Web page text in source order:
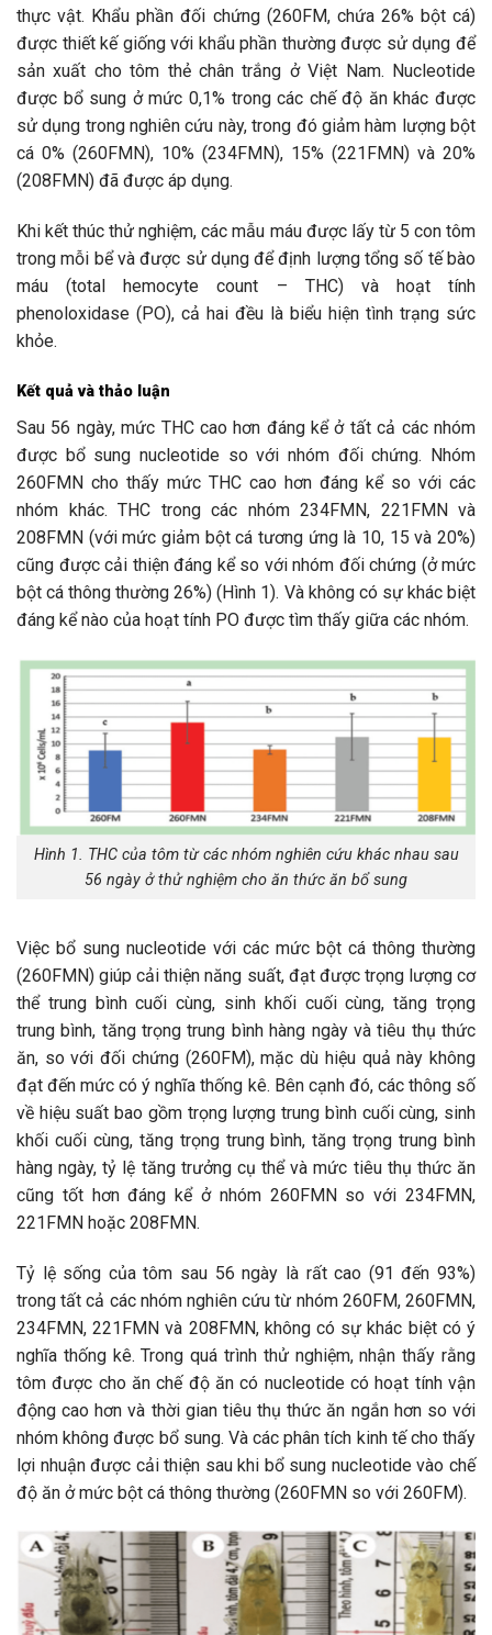
thực vật. Khẩu phần đối chứng (260FM, chứa 26% bột cá)
được thiết kế giống với khẩu phần thường được sử dụng để
sản xuất cho tôm thẻ chân trắng ở Việt Nam. Nucleotide
được bổ sung ở mức 0,1% trong các chế độ ăn khác được
sử dụng trong nghiên cứu này, trong đó giảm hàm lượng bột
cá 0% (260FMN), 10% (234FMN), 15% (221FMN) và 20%
(208FMN) đã được áp dụng.
Khi kết thúc thử nghiệm, các mẫu máu được lấy từ 5 con tôm
trong mỗi bể và được sử dụng để định lượng tổng số tế bào
máu (total hemocyte count – THC) và hoạt tính
phenoloxidase (PO), cả hai đều là biểu hiện tình trạng sức
khỏe.
Kết quả và thảo luận
Sau 56 ngày, mức THC cao hơn đáng kể ở tất cả các nhóm
được bổ sung nucleotide so với nhóm đối chứng. Nhóm
260FMN cho thấy mức THC cao hơn đáng kể so với các
nhóm khác. THC trong các nhóm 234FMN, 221FMN và
208FMN (với mức giảm bột cá tương ứng là 10, 15 và 20%)
cũng được cải thiện đáng kể so với nhóm đối chứng (ở mức
bột cá thông thường 26%) (Hình 1). Và không có sự khác biệt
đáng kể nào của hoạt tính PO được tìm thấy giữa các nhóm.
Hình 1. THC của tôm từ các nhóm nghiên cứu khác nhau sau
56 ngày ở thử nghiệm cho ăn thức ăn bổ sung
Việc bổ sung nucleotide với các mức bột cá thông thường
(260FMN) giúp cải thiện năng suất, đạt được trọng lượng cơ
thể trung bình cuối cùng, sinh khối cuối cùng, tăng trọng
trung bình, tăng trọng trung bình hàng ngày và tiêu thụ thức
ăn, so với đối chứng (260FM), mặc dù hiệu quả này không
đạt đến mức có ý nghĩa thống kê. Bên cạnh đó, các thông số
về hiệu suất bao gồm trọng lượng trung bình cuối cùng, sinh
khối cuối cùng, tăng trọng trung bình, tăng trọng trung bình
hàng ngày, tỷ lệ tăng trưởng cụ thể và mức tiêu thụ thức ăn
cũng tốt hơn đáng kể ở nhóm 260FMN so với 234FMN,
221FMN hoặc 208FMN.
Tỷ lệ sống của tôm sau 56 ngày là rất cao (91 đến 93%)
trong tất cả các nhóm nghiên cứu từ nhóm 260FM, 260FMN,
234FMN, 221FMN và 208FMN, không có sự khác biệt có ý
nghĩa thống kê. Trong quá trình thử nghiệm, nhận thấy rằng
tôm được cho ăn chế độ ăn có nucleotide có hoạt tính vận
động cao hơn và thời gian tiêu thụ thức ăn ngắn hơn so với
nhóm không được bổ sung. Và các phân tích kinh tế cho thấy
lợi nhuận được cải thiện sau khi bổ sung nucleotide vào chế
độ ăn ở mức bột cá thông thường (260FMN so với 260FM).